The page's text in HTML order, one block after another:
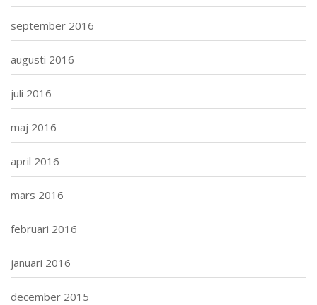
september 2016
augusti 2016
juli 2016
maj 2016
april 2016
mars 2016
februari 2016
januari 2016
december 2015